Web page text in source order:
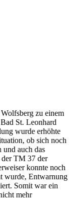
zu einem
St. Leonhard
wurde erhöhte
ob sich noch
und auch das
der TM 37 der
konnte noch
wurde, Entwarnung
Somit war ein
mehr